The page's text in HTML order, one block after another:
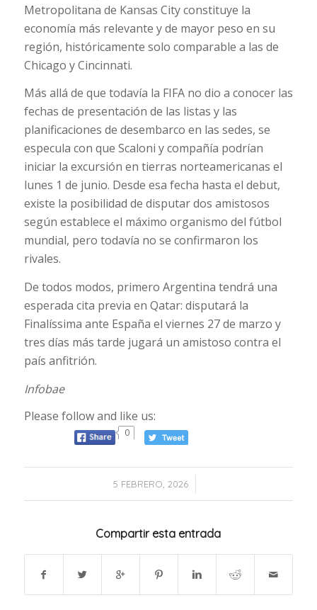
Metropolitana de Kansas City constituye la
economía más relevante y de mayor peso en su
región, históricamente solo comparable a las de
Chicago y Cincinnati.
Más allá de que todavía la FIFA no dio a conocer las
fechas de presentación de las listas y las
planificaciones de desembarco en las sedes, se
especula con que Scaloni y compañía podrían
iniciar la excursión en tierras norteamericanas el
lunes 1 de junio. Desde esa fecha hasta el debut,
existe la posibilidad de disputar dos amistosos
según establece el máximo organismo del fútbol
mundial, pero todavía no se confirmaron los
rivales.
De todos modos, primero Argentina tendrá una
esperada cita previa en Qatar: disputará la
Finalíssima ante España el viernes 27 de marzo y
tres días más tarde jugará un amistoso contra el
país anfitrión.
Infobae
Please follow and like us:
0
5 FEBRERO, 2026
/
Compartir esta entrada